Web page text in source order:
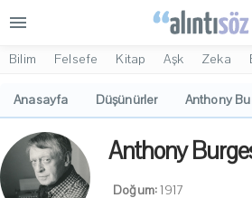
menu
Bilim Felsefe Kitap Aşk Zeka
Anasayfa Düşünürler Anthony
Anthony
Doğum:1917